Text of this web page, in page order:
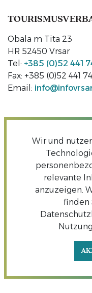
Obala m Tita 23
HR 52450 Vrsar
Tel: +385 (0)52 441
Fax: +385 (0)52 441
Email:
Copyright TZO
Wir und
relevante
anzuzeigen.
finden